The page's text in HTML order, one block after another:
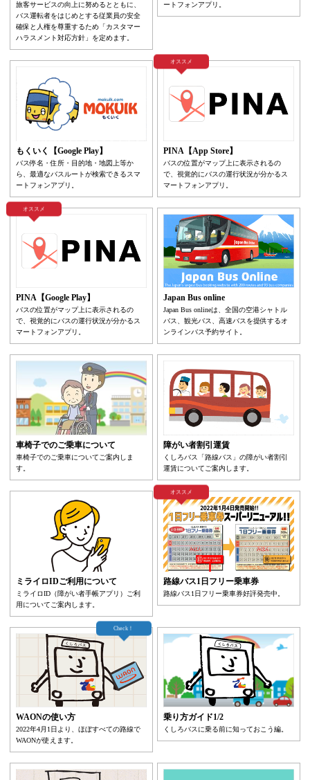
旅客サービスの向上に努めるとともに、
バス運転者をはじめとする従業員の安全
確保と人権を尊重するため「カスタマー
ハラスメント対応方針」を定めます。
ートフォンアプリ。
もくいく【Google Play】
バス停名・住所・目的地・地図上等か
ら、最適なバスルートが検索できるスマ
ートフォンアプリ。
オススメ
PINA【App Store】
バスの位置がマップ上に表示されるの
で、視覚的にバスの運行状況が分かるス
マートフォンアプリ。
オススメ
PINA【Google Play】
バスの位置がマップ上に表示されるの
で、視覚的にバスの運行状況が分かるス
マートフォンアプリ。
Japan Bus online
Japan Bus onlineは、全国の空港シャトル
バス、観光バス、高速バスを提供するオ
ンラインバス予約サイト。
車椅子でのご乗車について
車椅子でのご乗車についてご案内しま
す。
障がい者割引運賃
くしろバス「路線バス」の障がい者割引
運賃についてご案内します。
ミライロIDご利用について
ミライロID（障がい者手帳アプリ）ご利
用についてご案内します。
オススメ
路線バス1日フリー乗車券
路線バス1日フリー乗車券好評発売中。
Check！
WAONの使い方
2022年4月1日より、ほぼすべての路線で
WAONが使えます。
乗り方ガイド1/2
くしろバスに乗る前に知っておこう編。